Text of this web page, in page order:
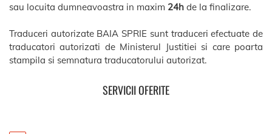
sau locuita dumneavoastra in maxim 24h de la finalizare.
Traduceri autorizate BAIA SPRIE sunt traduceri efectuate de
traducatori autorizati de Ministerul Justitiei si care poarta
stampila si semnatura traducatorului autorizat.
SERVICII OFERITE